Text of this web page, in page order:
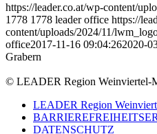
https://leader.co.at/wp-content/
1778 1778 leader office https://
content/uploads/2024/11/
office2017-11-16 09:04:262020-
Grabern
© LEADER Region Weinviertel-
LEADER Region
DATENSCHUTZ